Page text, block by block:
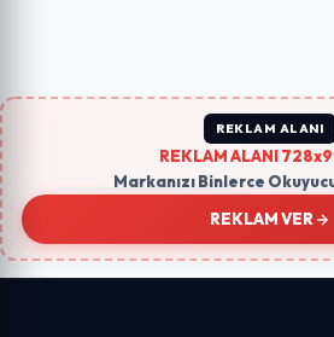
REKLAM ALANI
REKLAM ALANI
Markanızı Binlerce
REKLAM VER